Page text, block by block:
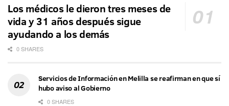
Los médicos le dieron tres meses de
vida y 31 años después sigue
ayudando a los demás
0 SHARES
Servicios de Información en Melilla se reafirman en que sí
hubo aviso al Gobierno
0 SHARES